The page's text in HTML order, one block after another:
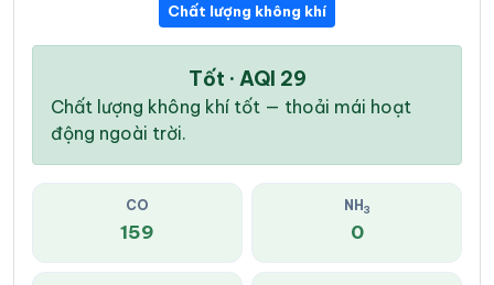
Chất lượng không khí
Tốt · AQI 29
Chất lượng không khí tốt — thoải mái hoạt
động ngoài trời.
CO
159
NH 3
0